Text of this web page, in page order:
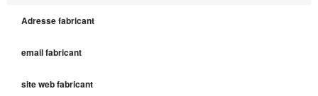
Adresse fabricant
email fabricant
site web fabricant